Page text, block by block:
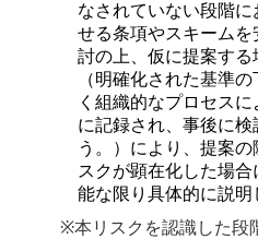
なされていない段階
せる条項やスキーム
討の上、仮に提案す
（明確化された基準
く組織的なプロセス
に記録され、事後に
う。）により、提案
スクが顕在化した場
能な限り具体的に説明
※本リスクを認識した段